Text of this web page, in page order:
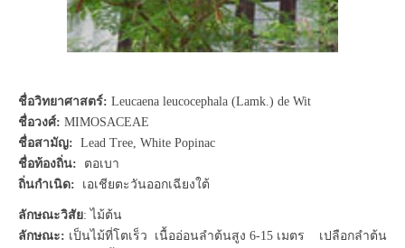
ชื่อวิทยาศาสตร์: Leucaena leucocephala (Lamk.) de Wit
ชื่อวงศ์: MIMOSACEAE
ชื่อสามัญ: Lead Tree, White Popinac
ชื่อท้องถิ่น: ตอเบา
ถิ่นกำเนิด: เอเชียตะวันออกเฉียงใต้
ลักษณะวิสัย: ไม้ต้น
ลักษณะ: เป็นไม้ที่โตเร็ว เนื้ออ่อนลำต้นสูง 6-15 เมตร เปลือกลำต้น